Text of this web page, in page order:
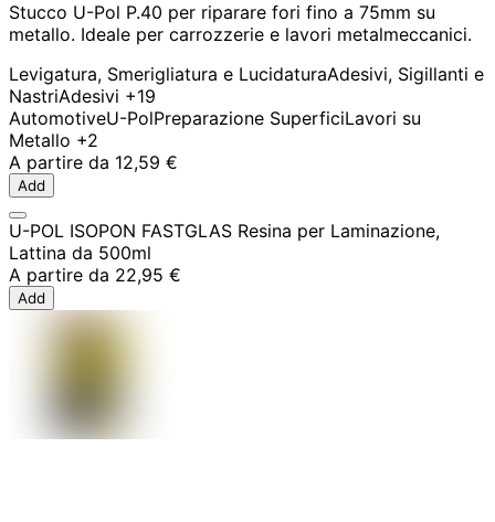
Stucco U-Pol P.40 per riparare fori fino a 75mm su
metallo. Ideale per carrozzerie e lavori metalmeccanici.
Levigatura, Smerigliatura e LucidaturaAdesivi, Sigillanti e
NastriAdesivi +19
AutomotiveU-PolPreparazione SuperficiLavori su
Metallo +2
A partire da 12,59 €
Add
U-POL ISOPON FASTGLAS Resina per Laminazione,
Lattina da 500ml
A partire da 22,95 €
Add